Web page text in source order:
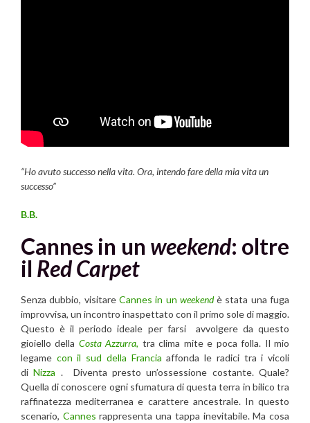
“Ho avuto successo nella vita. Ora, intendo fare della mia vita un
successo”
B.B.
Cannes in un weekend: oltre
il Red Carpet
Senza dubbio, visitare Cannes in un weekendè stata una fuga
improvvisa, un incontro inaspettato con il primo sole di maggio.
Questo è il periodo ideale per farsi avvolgere da questo
gioiello della Costa Azzurra, tra clima mite e poca folla. Il mio
legame con il sud della Francia affonda le radici tra i vicoli
diNizza . Diventa presto un’ossessione costante. Quale?
Quella di conoscere ogni sfumatura di questa terra in bilico tra
raffinatezza mediterranea e carattere ancestrale. In questo
scenario, Cannes rappresenta una tappa inevitabile. Ma cosa